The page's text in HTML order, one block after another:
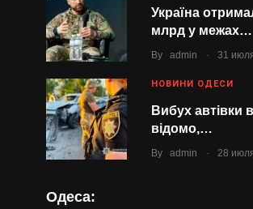
Україна
млрд у межах…
By admin . 31
НОВИНИ ОДЕСИ
Вибух автівки
відомо,…
By admin . 28
Одеса: